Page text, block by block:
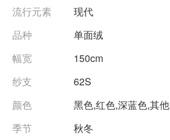
流行元素
现代
品种
单面绒
幅宽
150cm
纱支
62S
颜色
黑色,红色,深蓝色,其他
季节
秋冬